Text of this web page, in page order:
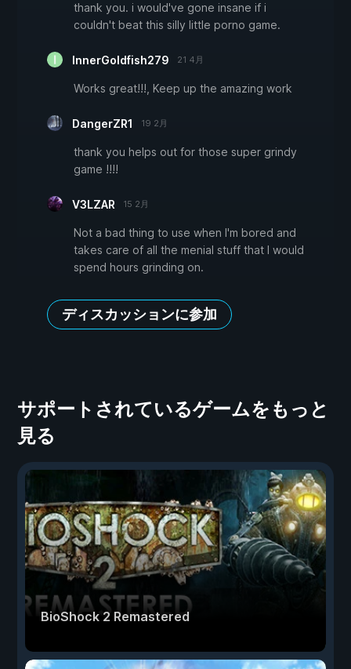
thank you. i would've gone insane if i
couldn't beat this silly little porno game.
InnerGoldfish279 21 4月
Works great!!!, Keep up the amazing work
DangerZR1 19 2月
thank you helps out for those super grindy
game !!!!
V3LZAR 15 2月
Not a bad thing to use when I'm bored and
takes care of all the menial stuff that I would
spend hours grinding on.
ディスカッションに参加
サポートされているゲームをもっと
見る
BioShock 2 Remastered